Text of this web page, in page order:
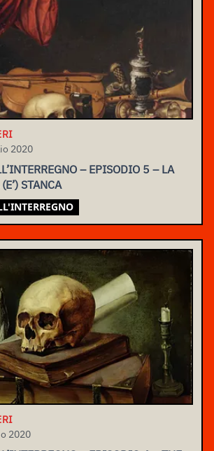
2020
– EPISODIO 5 – LA
STANCA
2020